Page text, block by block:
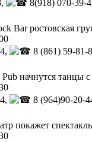
8(918) 070-39-
Bar ростовская
8 (861) 59-81-
начнутся танцы
8 (964)90-20-
покажет